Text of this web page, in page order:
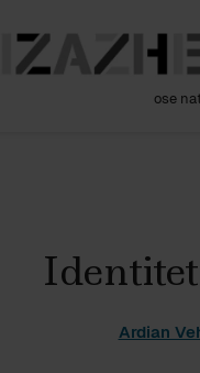
ose
Ardian